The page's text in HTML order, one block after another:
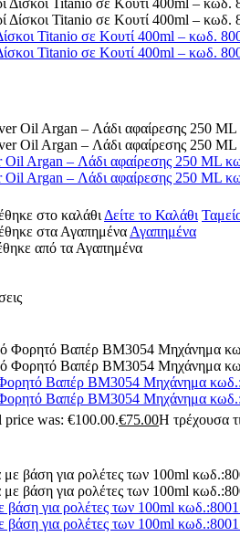
Titanio σε Κουτί 400ml – κωδ.
Titanio σε Κουτί 400ml – κωδ.
Oil Argan – Λάδι αφαίρεσης 250 ML
Oil Argan – Λάδι αφαίρεσης 250 ML
στο καλάθι Δείτε το Καλάθι
στα Αγαπημένα Αγαπημένα
από τα Αγαπημένα
Βαπέρ BM3054 Μηχάνημα
Βαπέρ BM3054 Μηχάνημα
price was: €100.00.€75.00Η τρέχουσα
βάση για ρολέτες των 100ml
βάση για ρολέτες των 100ml